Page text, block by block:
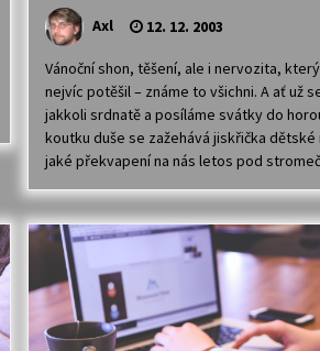
Axl 12. 12. 2003
Vánoční shon, těšení, ale i nervozita,
nejvíc potěšil – známe to všichni. A ať už
jakkoli srdnatě a posíláme svátky do
koutku duše se zažehává jiskřička
jaké překvapení na nás letos pod